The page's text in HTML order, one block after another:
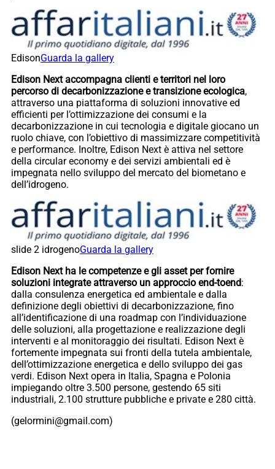
EdisonGuarda la gallery
Edison Next accompagna clienti e territori nel loro
percorso di decarbonizzazione e transizione ecologica,
attraverso una piattaforma di soluzioni innovative ed
efficienti per l’ottimizzazione dei consumi e la
decarbonizzazione in cui tecnologia e digitale giocano un
ruolo chiave, con l’obiettivo di massimizzare competitività
e performance. Inoltre, Edison Next è attiva nel settore
della circular economy e dei servizi ambientali ed è
impegnata nello sviluppo del mercato del biometano e
dell’idrogeno.
slide 2 idrogenoGuarda la gallery
Edison Next ha le competenze e gli asset per fornire
soluzioni integrate attraverso un approccio end-toend:
dalla consulenza energetica ed ambientale e dalla
definizione degli obiettivi di decarbonizzazione, fino
all’identificazione di una roadmap con l’individuazione
delle soluzioni, alla progettazione e realizzazione degli
interventi e al monitoraggio dei risultati. Edison Next è
fortemente impegnata sui fronti della tutela ambientale,
dell’ottimizzazione energetica e dello sviluppo dei gas
verdi. Edison Next opera in Italia, Spagna e Polonia
impiegando oltre 3.500 persone, gestendo 65 siti
industriali, 2.100 strutture pubbliche e private e 280 città.
(gelormini@gmail.com)